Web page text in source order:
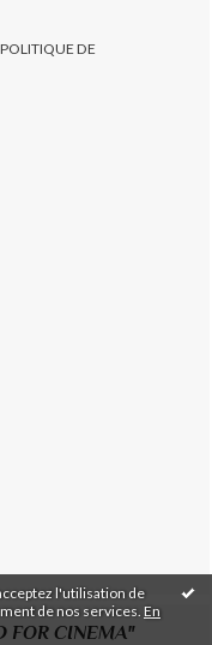
l'utilisation de
de nos services. En
DE
FOR CINEMA"